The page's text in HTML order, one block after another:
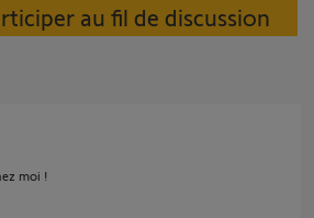
au fil de discussion
moi !